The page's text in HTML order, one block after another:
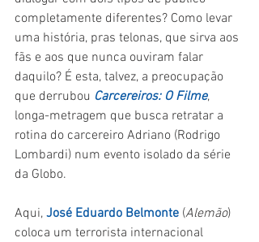
completamente diferentes? Como levar
uma história, pras telonas, que sirva aos
fãs e aos que nunca ouviram falar
daquilo? É esta, talvez, a preocupação
que derrubou Carcereiros: O Filme,
longa-metragem que busca retratar a
rotina do carcereiro Adriano (Rodrigo
Lombardi) num evento isolado da série
da Globo.
Aqui, José Eduardo Belmonte (Alemão)
coloca um terrorista internacional